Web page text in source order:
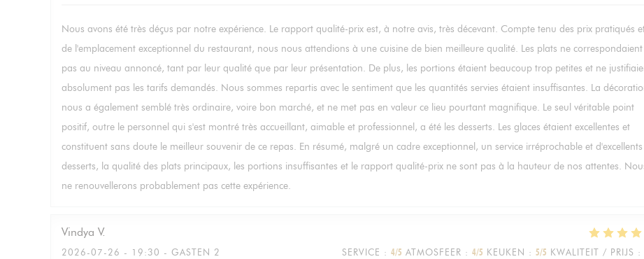
Nous avons été très déçus par notre expérience. Le rapport qualité-prix est, à notre avis, très décevant. Compte tenu des prix pratiqués
de l'emplacement exceptionnel du restaurant, nous nous attendions à une cuisine de bien meilleure qualité. Les plats ne correspondaient
pas au niveau annoncé, tant par leur qualité que par leur présentation. De plus, les portions étaient beaucoup trop petites et ne
absolument pas les tarifs demandés. Nous sommes repartis avec le sentiment que les quantités servies étaient insuffisantes. La
nous a également semblé très ordinaire, voire bon marché, et ne met pas en valeur ce lieu pourtant magnifique. Le seul véritable point
positif, outre le personnel qui s'est montré très accueillant, aimable et professionnel, a été les desserts. Les glaces étaient excellentes et
constituent sans doute le meilleur souvenir de ce repas. En résumé, malgré un cadre exceptionnel, un service irréprochable et d'excellents
desserts, la qualité des plats principaux, les portions insuffisantes et le rapport qualité-prix ne sont pas à la hauteur de nos attentes.
ne renouvellerons probablement pas cette expérience.
Vindya V
2026-07-26 - 19:30 - GASTEN 2 SERVICE : 4/5 ATMOSFEER : 4/5 KEUKEN : 5/5 KWALITEIT / PRIJS :